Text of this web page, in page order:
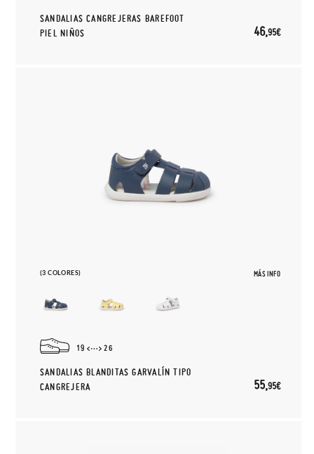
SANDALIAS CANGREJERAS BAREFOOT
PIEL NIÑOS
46,95€
(3 COLORES) MÁS INFO
19 26
SANDALIAS BLANDITAS GARVALÍN TIPO
CANGREJERA
55,95€